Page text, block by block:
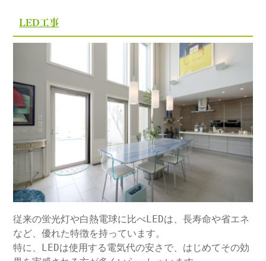
LED工事
従来の蛍光灯や白熱電球に比べLEDは、長寿命や省エネ
など、優れた特徴を持っています。
特に、LEDは使用する電気代の安さで、はじめてその効